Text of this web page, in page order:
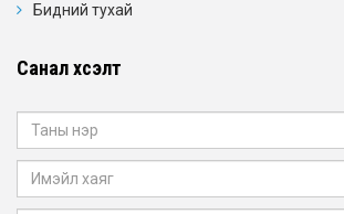
Бидний тухай
Санал хүсэлт